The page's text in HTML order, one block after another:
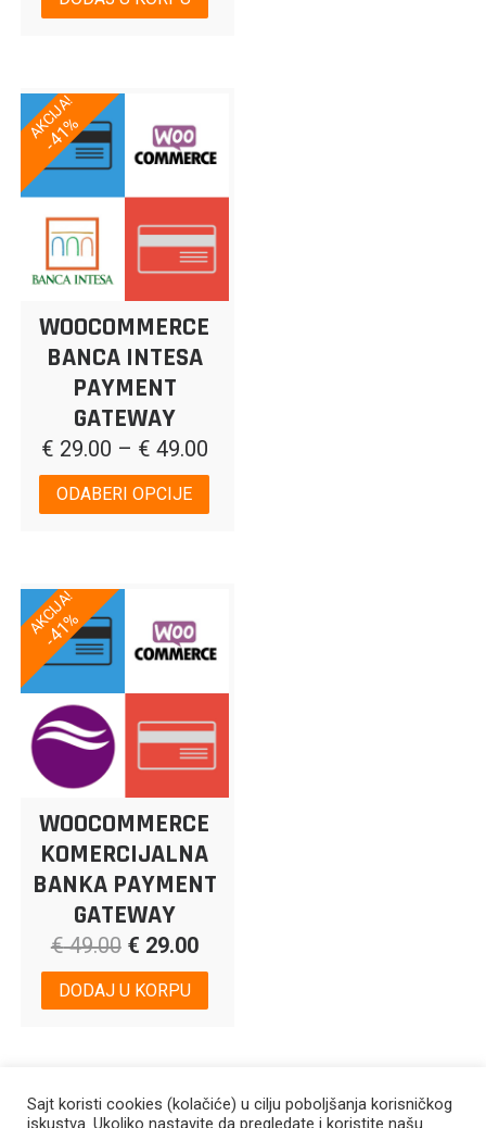
AKCIJA!
-41%
WOOCOMMERCE
BANCA INTESA
PAYMENT
GATEWAY
€ 29.00 – € 49.00
ODABERI OPCIJE
AKCIJA!
-41%
WOOCOMMERCE
KOMERCIJALNA
BANKA PAYMENT
GATEWAY
€49.00 € 29.00
DODAJ U KORPU
Sajt koristi cookies (kolačiće) u cilju poboljšanja korisničkog
iskustva. Ukoliko nastavite da pregledate i koristite našu